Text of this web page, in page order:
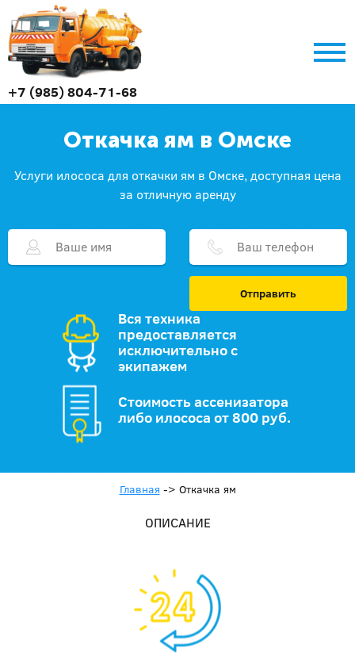
+7 (985) 804-71-68
Откачка ям в Омске
Услуги илососа для откачки ям в Омске, доступная цена
за отличную аренду
Отправить
Вся техника
предоставляется
исключительно с
экипажем
Стоимость ассенизатора
либо илососа от 800 руб.
Главная -> Откачка ям
ОПИСАНИЕ